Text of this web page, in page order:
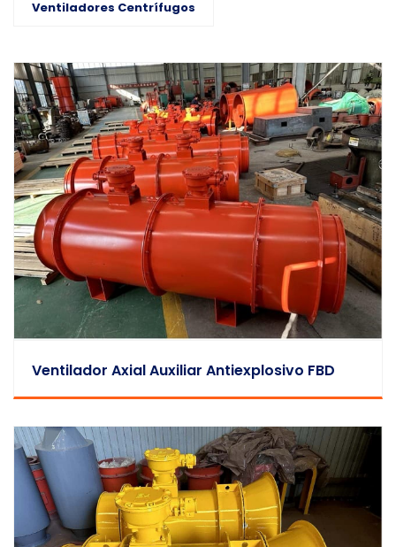
Ventiladores Centrífugos
Ventilador Axial Auxiliar Antiexplosivo FBD